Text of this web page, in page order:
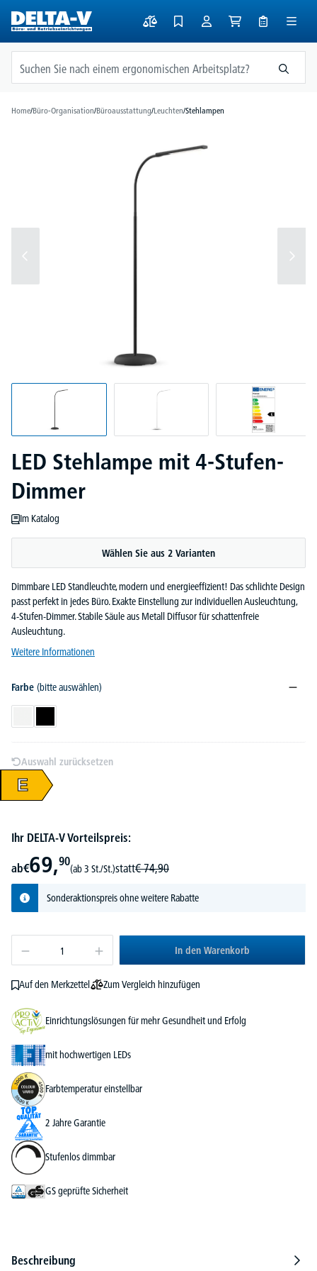
springen
Home/Büro-Organisation/Büroausstattung/Leuchten/Stehlampen
LED Stehlampe mit 4-Stufen-
Dimmer
Im Katalog
Wählen Sie aus 2 Varianten
Dimmbare LED Standleuchte, modern und energieeffizient! Das schlichte Design
passt perfekt in jedes Büro. Exakte Einstellung zur individuellen Ausleuchtung,
4-Stufen-Dimmer. Stabile Säule aus Metall Diffusor für schattenfreie
Ausleuchtung.
Weitere Informationen
Farbe (bitte auswählen)
Auswahl zurücksetzen
E
Ihr DELTA-V Vorteilspreis:
ab€69,90
(ab 3 St./St.)statt€ 74,90
Sonderaktionspreis ohne weitere Rabatte
In den Warenkorb
Auf den Merkzettel Zum Vergleich hinzufügen
Einrichtungslösungen für mehr Gesundheit und Erfolg
mit hochwertigen LEDs
Farbtemperatur einstellbar
2 Jahre Garantie
Stufenlos dimmbar
GS geprüfte Sicherheit
Beschreibung